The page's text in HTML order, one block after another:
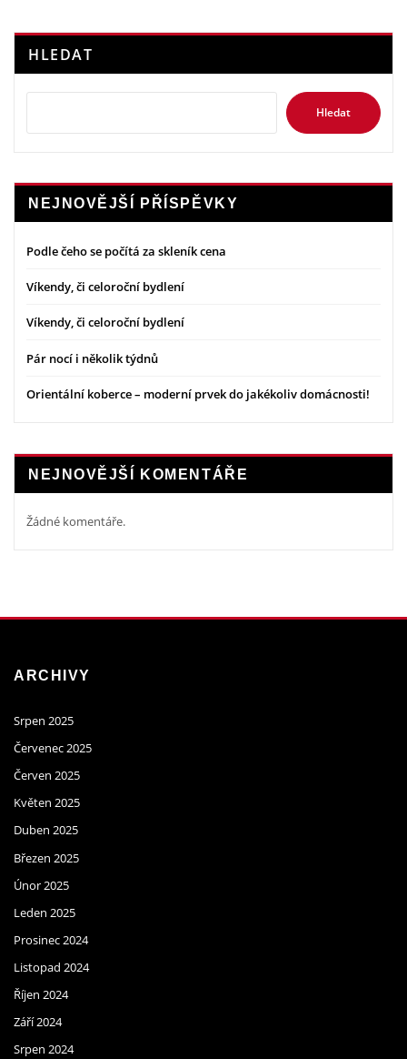
HLEDAT
Hledat
NEJNOVĚJŠÍ PŘÍSPĚVKY
Podle čeho se počítá za skleník cena
Víkendy, či celoroční bydlení
Víkendy, či celoroční bydlení
Pár nocí i několik týdnů
Orientální koberce – moderní prvek do jakékoliv domácnosti!
NEJNOVĚJŠÍ KOMENTÁŘE
Žádné komentáře.
ARCHIVY
Srpen 2025
Červenec 2025
Červen 2025
Květen 2025
Duben 2025
Březen 2025
Únor 2025
Leden 2025
Prosinec 2024
Listopad 2024
Říjen 2024
Září 2024
Srpen 2024